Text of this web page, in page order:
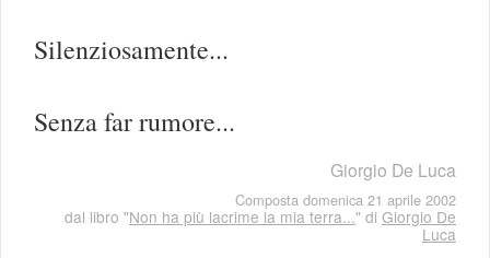
Silenziosamente...
Senza far rumore...
Giorgio De Luca
Composta domenica 21 aprile 2002
dal libro "Non ha più lacrime la mia terra..." di Giorgio De
Luca